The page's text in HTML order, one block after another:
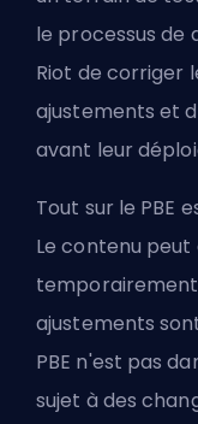
le processus
Riot de corriger
ajustements et
avant leur
Tout sur le PBE
Le contenu
ajustements
PBE n'est pas
sujet à des